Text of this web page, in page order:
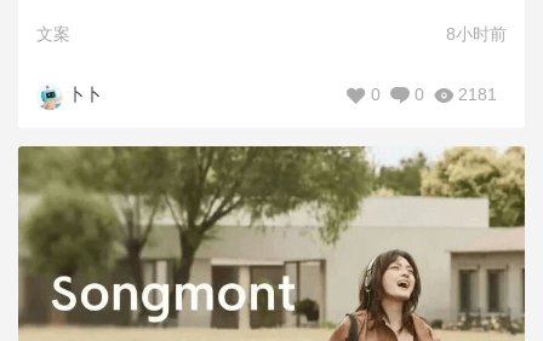
文案 8小时前
卜卜 2181
0
0